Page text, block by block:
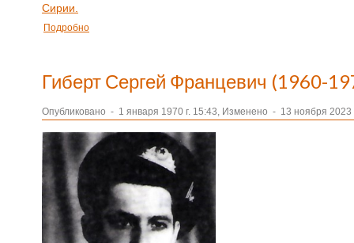
Сирии.
Подробно
Гиберт Сергей Францевич (1960-
Опубликовано - 1 января 1970 г. 15:43, Изменено - 13 ноября 2023